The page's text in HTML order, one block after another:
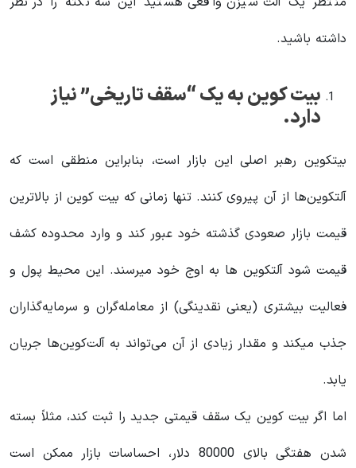
داشته باشید.
بیت کوین به یک “سقف تاریخی” نیاز
دارد.
بیتکوین رهبر اصلی این بازار است، بنابراین منطقی است که
آلتکوین‌ها از آن پیروی کنند. تنها زمانی که بیت کوین از بالاترین
قیمت بازار صعودی گذشته خود عبور کند و وارد محدوده کشف
قیمت شود آلتکوین ها به اوج خود میرسند. این محیط پول و
فعالیت بیشتری (یعنی نقدینگی) از معامله‌گران و سرمایه‌گذاران
جذب میکند و مقدار زیادی از آن می‌تواند به آلت‌کوین‌ها جریان
یابد.
اما اگر بیت کوین یک سقف قیمتی جدید را ثبت کند، مثلاً بسته
شدن هفتگی بالای 80000 دلار، احساسات بازار ممکن است